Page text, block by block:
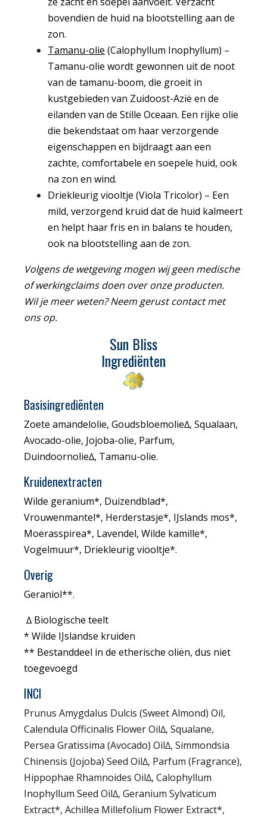
bovendien de huid na blootstelling aan de
zon.
Tamanu-olie (Calophyllum Inophyllum) –
Tamanu-olie wordt gewonnen uit de noot
van de tamanu-boom, die groeit in
kustgebieden van Zuidoost-Azië en de
eilanden van de Stille Oceaan. Een rijke olie
die bekendstaat om haar verzorgende
eigenschappen en bijdraagt aan een
zachte, comfortabele en soepele huid, ook
na zon en wind.
Driekleurig viooltje (Viola Tricolor) – Een
mild, verzorgend kruid dat de huid kalmeert
en helpt haar fris en in balans te houden,
ook na blootstelling aan de zon.
Volgens de wetgeving mogen wij geen medische
of werkingclaims doen over onze producten.
Wil je meer weten? Neem gerust contact met
ons op.
Sun Bliss
Ingrediënten
Basisingrediënten
Zoete amandelolie, Goudsbloemolie∆, Squalaan,
Avocado-olie, Jojoba-olie, Parfum,
Duindoornolie∆, Tamanu-olie.
Kruidenextracten
Wilde geranium*, Duizendblad*,
Vrouwenmantel*, Herderstasje*, IJslands mos*,
Moerasspirea*, Lavendel, Wilde kamille*,
Vogelmuur*, Driekleurig viooltje*.
Overig
Geraniol**.
∆ Biologische teelt
* Wilde IJslandse kruiden
** Bestanddeel in de etherische oliën, dus niet
toegevoegd
INCI
Prunus Amygdalus Dulcis (Sweet Almond) Oil,
Calendula Officinalis Flower Oil∆, Squalane,
Persea Gratissima (Avocado) Oil∆, Simmondsia
Chinensis (Jojoba) Seed Oil∆, Parfum (Fragrance),
Hippophae Rhamnoides Oil∆, Calophyllum
Inophyllum Seed Oil∆, Geranium Sylvaticum
Extract*, Achillea Millefolium Flower Extract*,